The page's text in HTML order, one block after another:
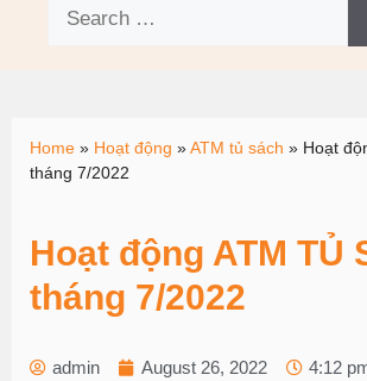
Home » Hoạt động »ATM tủ sách » Hoạt
tháng 7/2022
Hoạt động ATM TỦ
tháng 7/2022
admin August 26, 2022
4:12